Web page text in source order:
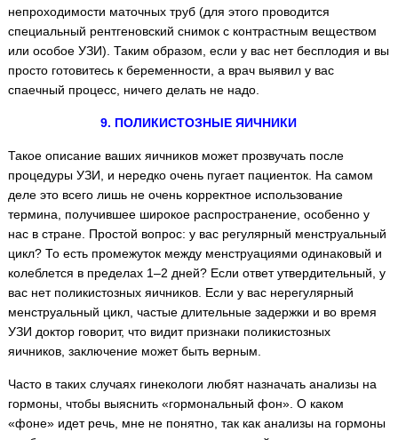
непроходимости маточных труб (для этого проводится
специальный рентгеновский снимок с контрастным веществом
или особое УЗИ). Таким образом, если у вас нет бесплодия и вы
просто готовитесь к беременности, а врач выявил у вас
спаечный процесс, ничего делать не надо.
9. ПОЛИКИСТОЗНЫЕ ЯИЧНИКИ
Такое описание ваших яичников может прозвучать после
процедуры УЗИ, и нередко очень пугает пациенток. На самом
деле это всего лишь не очень корректное использование
термина, получившее широкое распространение, особенно у
нас в стране. Простой вопрос: у вас регулярный менструальный
цикл? То есть промежуток между менструациями одинаковый и
колеблется в пределах 1–2 дней? Если ответ утвердительный, у
вас нет поликистозных яичников. Если у вас нерегулярный
менструальный цикл, частые длительные задержки и во время
УЗИ доктор говорит, что видит признаки поликистозных
яичников, заключение может быть верным.
Часто в таких случаях гинекологи любят назначать анализы на
гормоны, чтобы выяснить «гормональный фон». О каком
«фоне» идет речь, мне не понятно, так как анализы на гормоны